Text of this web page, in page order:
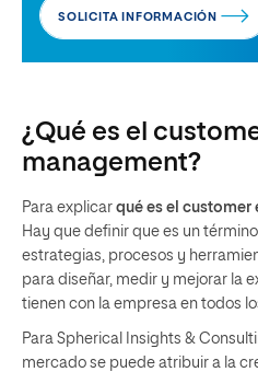
SOLICITA INFORMACIÓN
¿Qué es el
management?
Para explicar qué es el customer
Hay que definir que es un
estrategias, procesos y
para diseñar, medir y mejorar la
tienen con la empresa en todos
Para Spherical Insights &
mercado se puede atribuir a la